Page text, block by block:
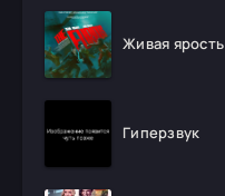
Живая ярость
Гиперзвук